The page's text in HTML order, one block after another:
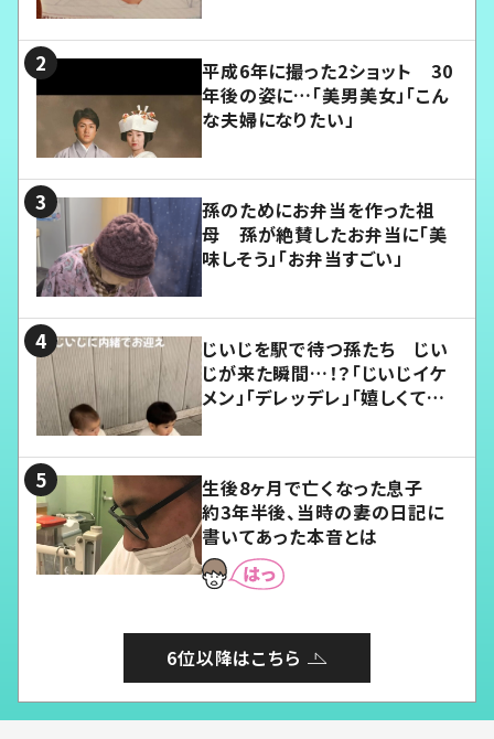
平成6年に撮った2ショット 30
年後の姿に…「美男美女」「こん
な夫婦になりたい」
孫のためにお弁当を作った祖
母 孫が絶賛したお弁当に「美
味しそう」「お弁当すごい」
じいじを駅で待つ孫たち じい
じが来た瞬間…！？「じいじイケ
メン」「デレッデレ」「嬉しくて可
生後8ヶ月で亡くなった息子
約3年半後、当時の妻の日記に
書いてあった本音とは
6位以降はこちら